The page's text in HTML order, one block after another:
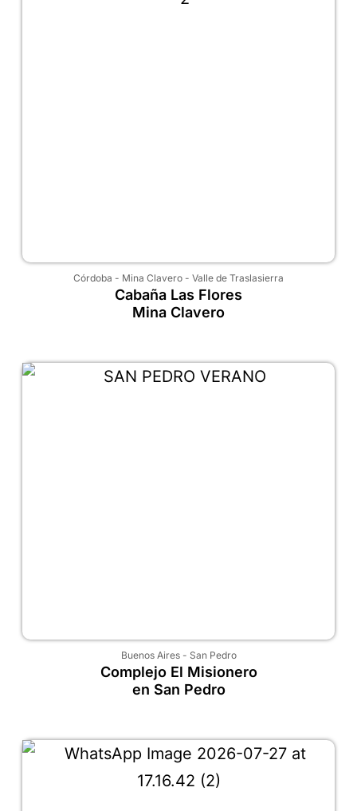
Córdoba - Mina Clavero - Valle de Traslasierra
Cabaña Las Flores
Mina Clavero
Buenos Aires- San Pedro
Complejo El Misionero
en San Pedro